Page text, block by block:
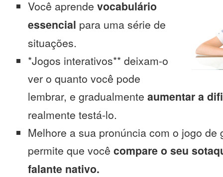
Você aprende vocabulário
essencial para uma série de
situações.
*Jogos interativos** deixam-o
ver o quanto você pode
lembrar, e gradualmente aumentar a
realmente testá-lo.
Melhore a sua pronúncia com o jogo de
permite que você compare o seu
falante nativo.